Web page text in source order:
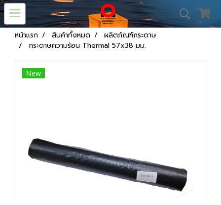
หน้าแรก สินค้าทั้งหมด
ผลิตภัณฑ์กระดาษ
กระดาษความร้อน Thermal 57x38 มม.
New